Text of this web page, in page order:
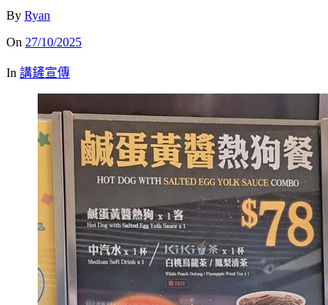
By Ryan
On 27/10/2025
In 講鏟宣傳